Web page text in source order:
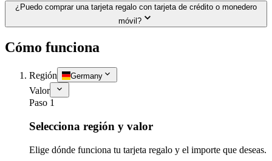
¿Puedo comprar una tarjeta regalo con tarjeta de crédito o monedero
móvil?
Cómo funciona
Región Germany
Valor
Paso 1
Selecciona región y valor
Elige dónde funciona tu tarjeta regalo y el importe que deseas.